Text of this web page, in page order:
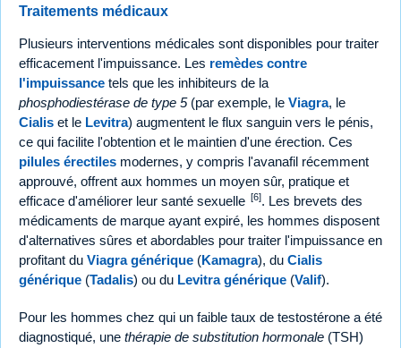
Traitements médicaux
Plusieurs interventions médicales sont disponibles pour traiter
efficacement l'impuissance. Les remèdes contre
l'impuissance tels que les inhibiteurs de la
phosphodiestérase de type 5(par exemple, le Viagra, le
Cialis et le Levitra) augmentent le flux sanguin vers le pénis,
ce qui facilite l'obtention et le maintien d'une érection. Ces
pilules érectiles modernes, y compris l'avanafil récemment
approuvé, offrent aux hommes un moyen sûr, pratique et
efficace d'améliorer leur santé sexuelle [6]. Les brevets des
médicaments de marque ayant expiré, les hommes disposent
d'alternatives sûres et abordables pour traiter l'impuissance en
profitant du Viagra générique (Kamagra), du Cialis
générique (Tadalis) ou du Levitra générique (Valif).
Pour les hommes chez qui un faible taux de testostérone a été
diagnostiqué, une thérapie de substitution hormonale (TSH)